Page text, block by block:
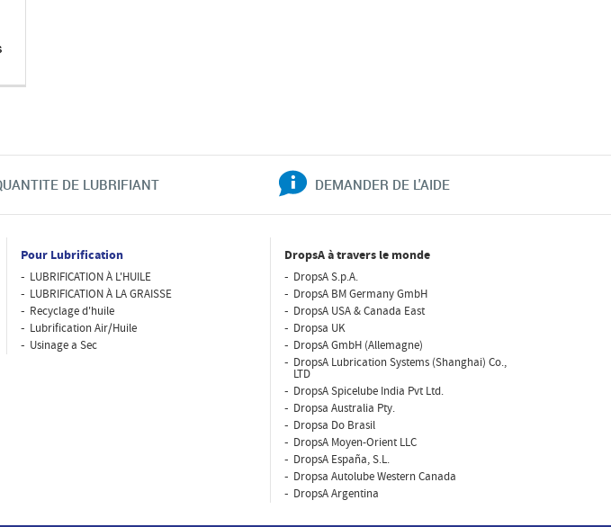
DE LUBRIFIANT DEMANDER DE L'AIDE
Pour Lubrification
LUBRIFICATION À L'HUILE
LUBRIFICATION À LA GRAISSE
Recyclage d'huile
Lubrification Air/Huile
Usinage a Sec
DropsA à travers le monde
DropsA S.p.A.
DropsA BM Germany GmbH
DropsA USA & Canada East
Dropsa UK
DropsA GmbH (Allemagne)
DropsA Lubrication Systems (Shanghai) Co.,
LTD
DropsA Spicelube India Pvt Ltd.
Dropsa Australia Pty.
Dropsa Do Brasil
DropsA Moyen-Orient LLC
DropsA España, S.L.
Dropsa Autolube Western Canada
DropsA Argentina